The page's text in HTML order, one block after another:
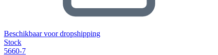
Beschikbaar voor dropshipping
Stock
5660-7